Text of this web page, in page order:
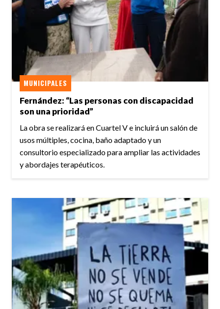
Fernández: “Las personas con discapacidad
son una prioridad”
MUNICIPALES
La obra se realizará en Cuartel V e incluirá un salón de
usos múltiples, cocina, baño adaptado y un
consultorio especializado para ampliar las actividades
y abordajes terapéuticos.